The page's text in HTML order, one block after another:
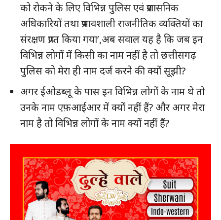
को रोकने के लिए विभिन्न पुलिस एवं प्रशासनिक
अधिकारियों तथा प्रभावशाली राजनीतिक व्यक्तियों का
संरक्षण प्राप्त किया गया’,अब सवाल यह है कि जब इन
विभिन्न लोगों में किसी का नाम नहीं है तो छत्तीसगढ़
पुलिस को मेरा ही नाम दर्ज करने की क्यों सूझी?
अगर ईओडब्लू के पास इन विभिन्न लोगों के नाम थे तो
उनके नाम एफ़आईआर में क्यों नहीं हैं? और अगर मेरा
नाम है तो विभिन्न लोगों के नाम क्यों नहीं हैं?